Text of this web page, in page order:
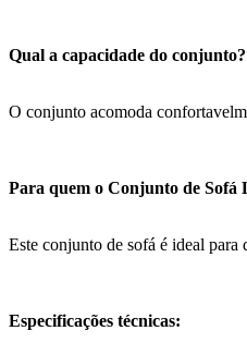
Qual a capacidade do conjunto?
O conjunto acomoda
Para quem o Conjunto de Sofá
Este conjunto de sofá é ideal
Especificações técnicas: